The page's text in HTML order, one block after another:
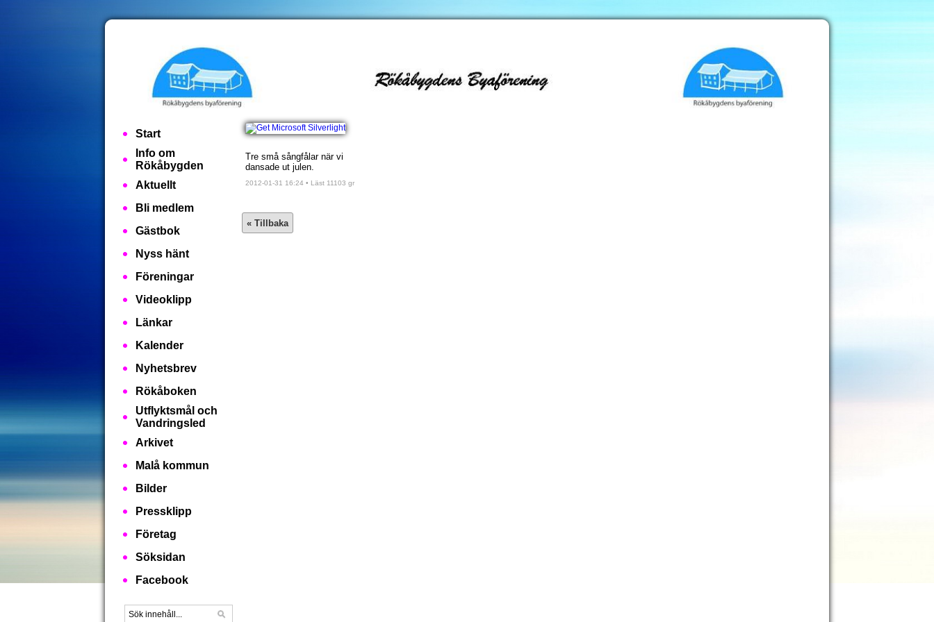
Start
Info om
Rökåbygden
Aktuellt
Bli medlem
Gästbok
Nyss hänt
Föreningar
Videoklipp
Länkar
Kalender
Nyhetsbrev
Rökåboken
Utflyktsmål och
Vandringsled
Arkivet
Malå kommun
Bilder
Pressklipp
Företag
Söksidan
Facebook
Tre små sångfålar när vi
dansade ut julen.
2012-01-31 16:24 • Läst 11103 gr